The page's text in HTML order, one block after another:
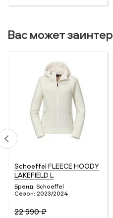
Вас может
Schoeffel FLEECE HOODY
LAKEFIELD L
Бренд: Schoeffel
Сезон: 2023/2024
22 990 ₽